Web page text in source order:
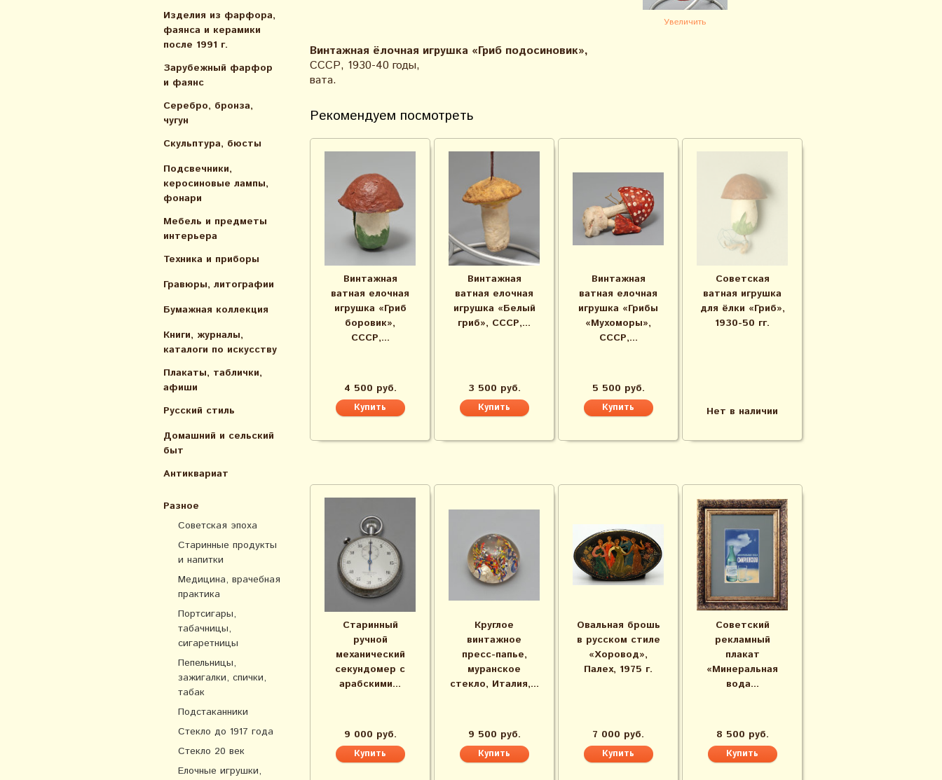
Изделия из фарфора,
фаянса и керамики
после 1991 г.
Зарубежный фарфор
и фаянс
Серебро, бронза,
чугун
Скульптура, бюсты
Подсвечники,
керосиновые лампы,
фонари
Мебель и предметы
интерьера
Техника и приборы
Гравюры, литографии
Бумажная коллекция
Книги, журналы,
каталоги по искусcтву
Плакаты, таблички,
афиши
Русский стиль
Домашний и сельский
быт
Антиквариат
Разное
Советская эпоха
Старинные продукты
и напитки
Медицина, врачебная
практика
Портсигары,
табачницы,
сигаретницы
Пепельницы,
зажигалки, спички,
табак
Подстаканники
Стекло до 1917 года
Стекло 20 век
Елочные игрушки,
Увеличить
Винтажная ёлочная игрушка «Гриб подосиновик»,
СССР, 1930-40 годы,
вата.
Рекомендуем посмотреть
Винтажная
ватная елочная
игрушка «Гриб
боровик»,
СССР,...
4 500 руб.
Винтажная
ватная елочная
игрушка «Белый
гриб», СССР,...
3 500 руб.
Винтажная
ватная елочная
игрушка «Грибы
«Мухоморы»,
СССР,...
5 500 руб.
Советская
ватная игрушка
для ёлки «Гриб»,
1930-50 гг.
Нет в наличии
Старинный
ручной
механический
секундомер с
арабскими...
9 000 руб.
Круглое
винтажное
пресс-папье,
муранское
стекло, Италия,...
9 500 руб.
Овальная брошь
в русском стиле
«Хоровод»,
Палех, 1975 г.
7 000 руб.
Советский
рекламный
плакат
«Минеральная
вода...
8 500 руб.